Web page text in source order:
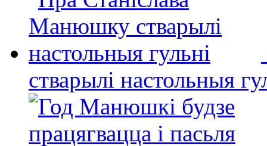
стварылі настольныя